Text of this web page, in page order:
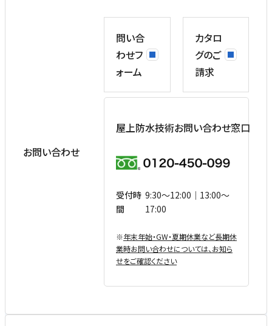
お問い合わせ
問い合
わせフ
ォーム
カタロ
グのご
請求
屋上防水技術お問い合わせ窓口
受付時
間
9:30〜12:00｜13:00〜
17:00
※年末年始・GW・夏期休業など⻑期休
業時お問い合わせについては、お知ら
せをご確認ください